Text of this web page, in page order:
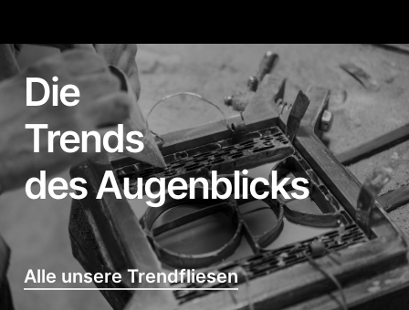
Die
Trends
des Augenblicks
Alle unsere Trendfliesen